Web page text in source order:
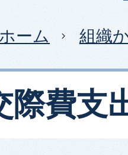
ホーム 組織
際費支